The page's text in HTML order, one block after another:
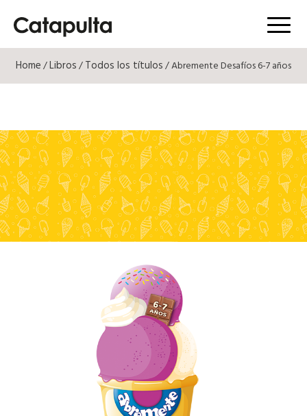
Menú
Home/Libros/Todos los títulos/ Abremente Desafíos 6-7 años